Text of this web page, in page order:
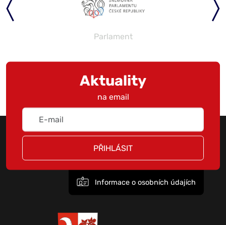
Parlament
Aktuality
na email
PŘIHLÁSIT
Informace o osobních údajích